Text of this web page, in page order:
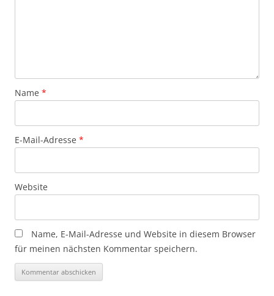
Name *
E-Mail-Adresse *
Website
Name, E-Mail-Adresse und Website in diesem Browser
für meinen nächsten Kommentar speichern.